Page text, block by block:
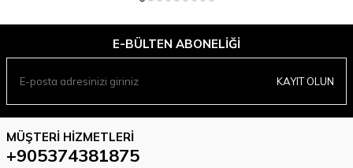
E-BÜLTEN ABONELIĞI
KAYIT OLUN
MÜŞTERI HIZMETLERI
+905374381875